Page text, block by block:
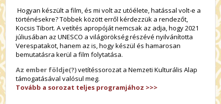
Hogyan készült a film, és mi volt az utóélete, hatással volt-e a
történésekre? Többek között erről kérdezzük a rendezőt,
Kocsis Tibort. A vetítés apropóját nemcsak az adja, hogy 2021
júliusában az UNESCO a világörökség részévé nyilvánította
Verespatakot, hanem az is, hogy készül és hamarosan
bemutatásra kerül a film folytatása.
Az ember földje(?)vetítéssorozat a Nemzeti Kulturális Alap
támogatásával valósul meg.
Tovább a sorozat teljes programjához >>>